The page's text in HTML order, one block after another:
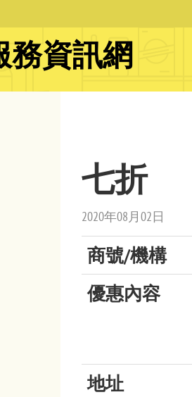
務資訊網
位
置
七折
2020年08月02日
商號/機構
優惠內容
地址